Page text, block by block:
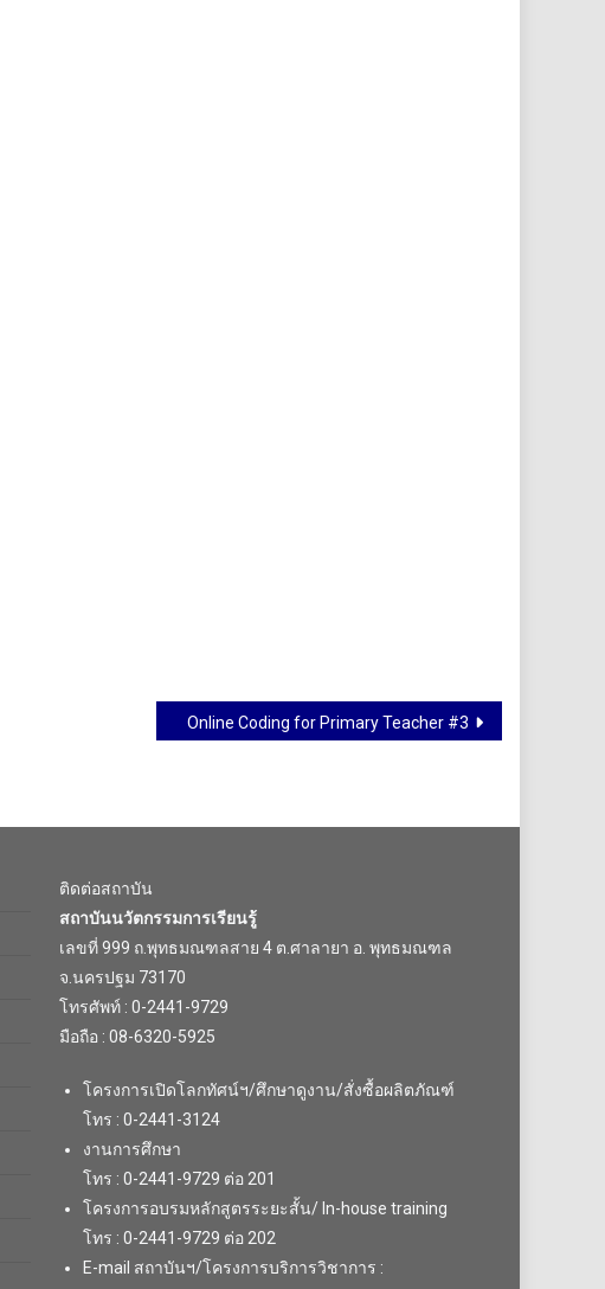
Online Coding for Primary Teacher #3
ติดต่อสถาบัน
สถาบันนวัตกรรมการเรียนรู้
เลขที่ 999 ถ.พุทธมณฑลสาย 4 ต.ศาลายา อ. พุทธมณฑล
จ.นครปฐม 73170
โทรศัพท์ : 0-2441-9729
มือถือ : 08-6320-5925
โครงการเปิดโลกทัศน์ฯ/ศึกษาดูงาน/สั่งซื้อผลิตภัณฑ์
โทร : 0-2441-3124
งานการศึกษา
โทร : 0-2441-9729 ต่อ 201
โครงการอบรมหลักสูตรระยะสั้น/ In-house training
โทร : 0-2441-9729 ต่อ 202
E-mail สถาบันฯ/โครงการบริการวิชาการ :